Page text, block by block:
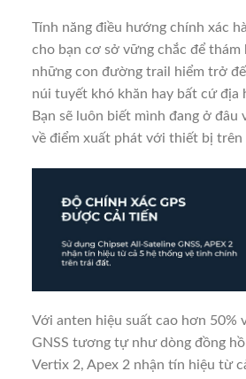
Tính năng điều hướng chính xác
cho bạn cơ sở vững chắc để
những con đường trail hiểm trở
núi tuyết khó khăn hay bất cứ địa
Bạn sẽ luôn biết mình đang ở đâu
về điểm xuất phát với thiết bị trên
Với anten hiệu suất cao hơn 50%
GNSS tương tự như dòng đồng
Vertix 2, Apex 2 nhận tín hiệu từ